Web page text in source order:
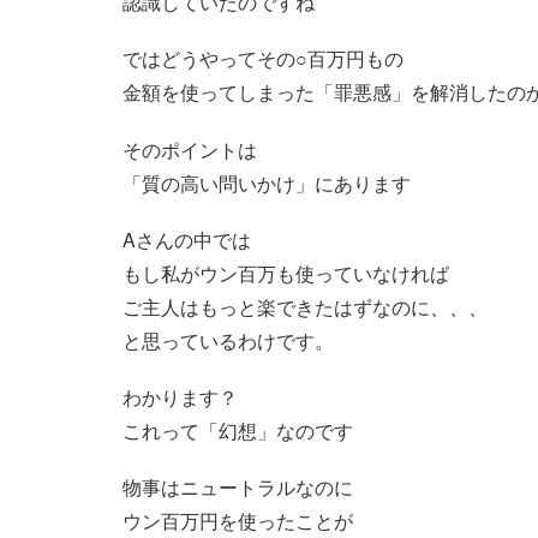
ではどうやってその○百万円もの
金額を使ってしまった「罪悪感」を解消したの
そのポイントは
「質の高い問いかけ」にあります
Aさんの中では
もし私がウン百万も使っていなければ
ご主人はもっと楽できたはずなのに、、、
と思っているわけです。
わかります？
これって「幻想」なのです
物事はニュートラルなのに
ウン百万円を使ったことが